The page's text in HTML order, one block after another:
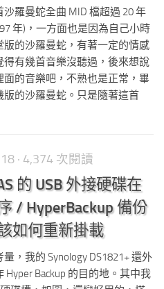
羅曼蛇全曲 MID 檔超過 20 年
年)，一方面也是因為自己小時
版的沙羅曼蛇，有著一定的情感
得有幾首音樂沒聽過，後來想說
面的音樂吧，不熟也是正常，畢
版的沙羅曼蛇。只是隨著這首
· 4,374 次閱讀
的 USB 外接硬碟在
/ HyperBackup 備份
如何重新掛載
，我的 Synology DS1821+ 還外
Hyper Backup 的目的地。其中我